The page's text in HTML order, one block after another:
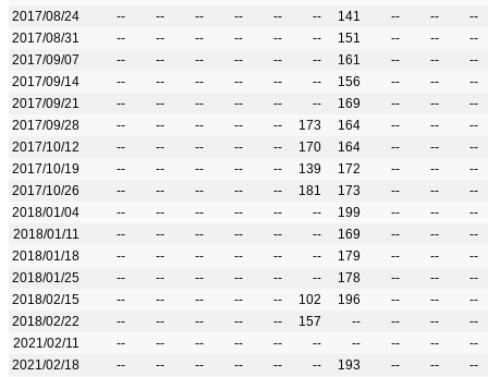
2017/08/24
-- -- -- -- -- -- 141 -- --
--
2017/08/31
-- -- -- -- -- -- 151 -- --
--
2017/09/07
-- -- -- -- -- -- 161 -- --
--
2017/09/14
-- -- -- -- -- -- 156 -- --
--
2017/09/21
-- -- -- -- -- -- 169 -- --
--
2017/09/28
-- -- -- -- -- 173 164 -- --
--
2017/10/12
-- -- -- -- -- 170 164 -- --
--
2017/10/19
-- -- -- -- -- 139 172 -- --
--
2017/10/26
-- -- -- -- -- 181 173 -- --
--
2018/01/04
-- -- -- -- -- -- 199 -- --
--
2018/01/11
-- -- -- -- -- -- 169 -- --
--
2018/01/18
-- -- -- -- -- -- 179 -- --
--
2018/01/25
-- -- -- -- -- -- 178 -- --
--
2018/02/15
-- -- -- -- -- 102 196 -- --
--
2018/02/22
-- -- -- -- -- 157 -- -- --
--
2021/02/11
-- -- -- -- -- -- -- -- --
--
2021/02/18
-- -- -- -- -- -- 193 -- --
--